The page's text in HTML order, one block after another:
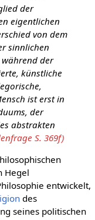
der
eigentlichen
von dem
sinnlichen
der
künstliche
ist erst in
der
abstrakten
S. 369f)
Hegel
entwickelt,
des
seines politischen